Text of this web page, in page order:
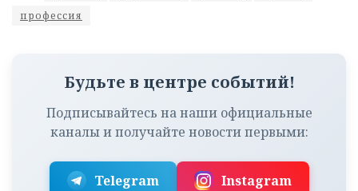
профессия
Будьте в центре событий!
Подписывайтесь на наши официальные
каналы и получайте новости первыми:
Telegram Instagram